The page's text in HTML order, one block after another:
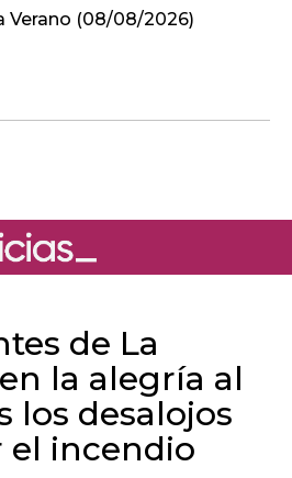
Verano (08/08/2026)
de La
la alegría al
los desalojos
el incendio
salió mal.
please try again later.